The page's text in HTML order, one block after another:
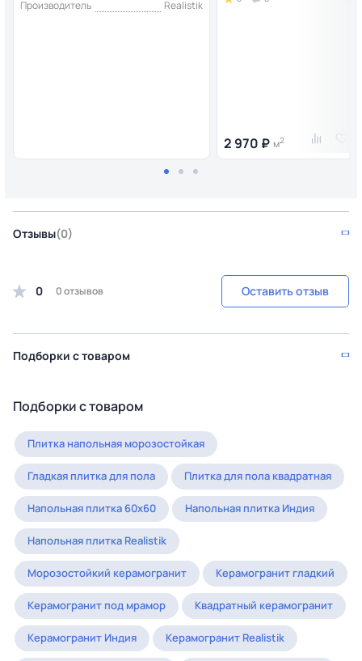
Производитель
Realistik
2 970 ₽ м2
Отзывы(0)
0 0 отзывов Оставить отзыв
Подборки с товаром
Подборки с товаром
Плитка напольная морозостойкая
Гладкая плитка для пола Плитка для пола квадратная
Напольная плитка 60x60 Напольная плитка Индия
Напольная плитка Realistik
Морозостойкий керамогранит Керамогранит гладкий
Керамогранит под мрамор Квадратный керамогранит
Керамогранит Индия Керамогранит Realistik